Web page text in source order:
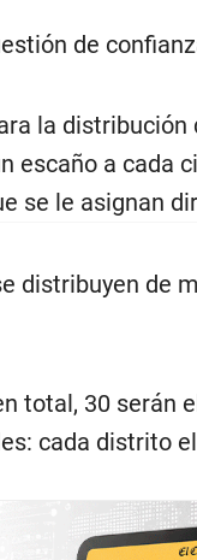
de
la
a cada
se le asignan
distribuyen de
total, 30
cada distrito